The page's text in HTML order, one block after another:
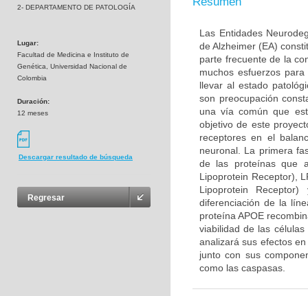
2- DEPARTAMENTO DE PATOLOGÍA
Lugar:
Facultad de Medicina e Instituto de
Genética, Universidad Nacional de
Colombia
Duración:
12 meses
Descargar resultado de búsqueda
Regresar
Las Entidades
de Alzheimer (EA)
parte frecuente de la
muchos esfuerzos
llevar al estado
son preocupación
una vía común que
objetivo de este
receptores en el
neuronal. La primera
de las proteínas que
Lipoprotein Receptor),
Lipoprotein
diferenciación de la
proteína APOE
viabilidad de las
analizará sus efectos
junto con sus
como las caspasas.